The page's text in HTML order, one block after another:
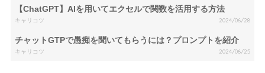
【ChatGPT】AIを用いてエクセルで関数を活用する方法
キャリコツ 2024/06/28
チャットGTPで愚痴を聞いてもらうには？プロンプトを紹介
キャリコツ 2024/06/25